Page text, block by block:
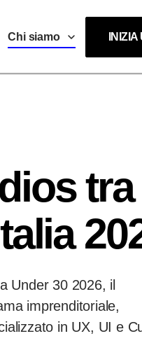
Chi siamo
tra
Under 30 2026, il
imprenditoriale,
in UX, UI e